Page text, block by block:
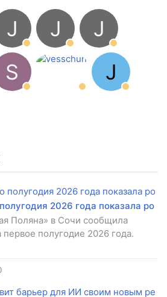
J J
J
S
J
2026 года показала ро
Поляна» в Сочи сообщила
первое полугодие 2026 года.